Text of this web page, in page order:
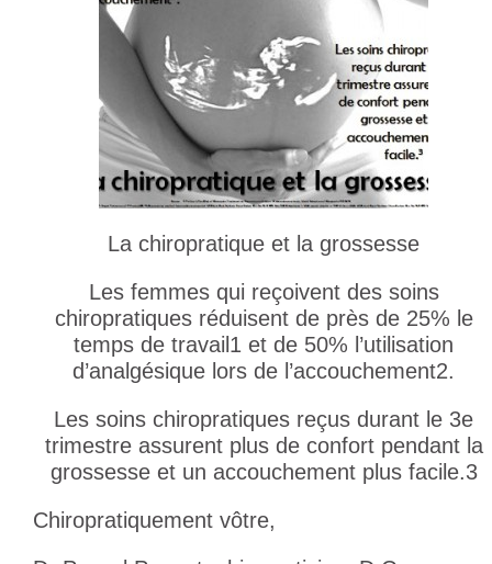
La chiropratique et la grossesse
Les femmes qui reçoivent des soins
chiropratiques réduisent de près de 25% le
temps de travail1 et de 50% l’utilisation
d’analgésique lors de l’accouchement2.
Les soins chiropratiques reçus durant le 3e
trimestre assurent plus de confort pendant la
grossesse et un accouchement plus facile.3
Chiropratiquement vôtre,